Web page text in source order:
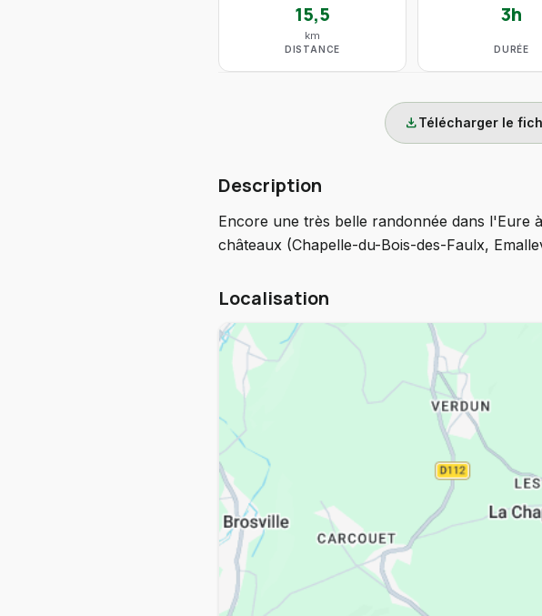
15,5
km
DISTANCE
3h
DURÉE
downloadTélécharger le
Description
Encore une très belle randonnée dans l'Eure
châteaux (Chapelle-du-Bois-des-Faulx,
Localisation